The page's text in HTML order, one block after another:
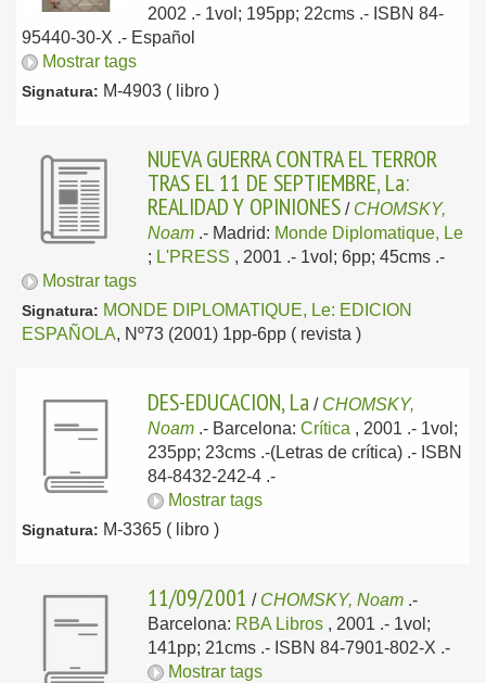
2002 .- 1vol; 195pp; 22cms .- ISBN 84-
95440-30-X .- Español
Mostrar tags
Signatura: M-4903 ( libro )
NUEVA GUERRA CONTRA EL TERROR
TRAS EL 11 DE SEPTIEMBRE, La:
REALIDAD Y OPINIONES / CHOMSKY,
Noam .- Madrid: Monde Diplomatique, Le
; L'PRESS , 2001 .- 1vol; 6pp; 45cms .-
Mostrar tags
Signatura: MONDE DIPLOMATIQUE, Le: EDICION
ESPAÑOLA, Nº73 (2001) 1pp-6pp ( revista )
DES-EDUCACION, La / CHOMSKY,
Noam .- Barcelona: Crítica , 2001 .- 1vol;
235pp; 23cms .-(Letras de crítica) .- ISBN
84-8432-242-4 .-
Mostrar tags
Signatura: M-3365 ( libro )
11/09/2001 / CHOMSKY, Noam .-
Barcelona: RBA Libros , 2001 .- 1vol;
141pp; 21cms .- ISBN 84-7901-802-X .-
Mostrar tags